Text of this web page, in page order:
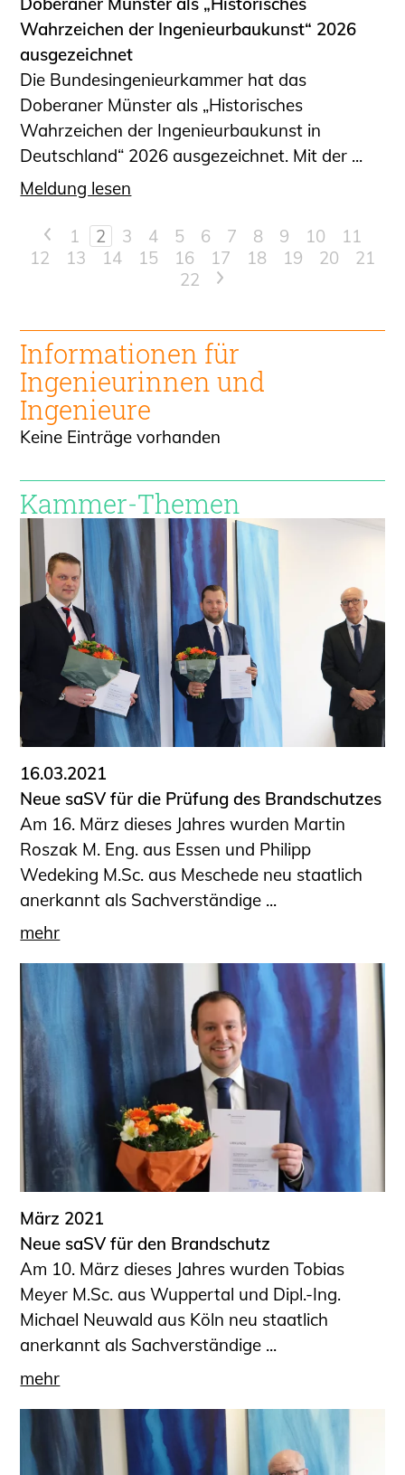
Wahrzeichen der Ingenieurbaukunst“ 2026
ausgezeichnet
Die Bundesingenieurkammer hat das
Doberaner Münster als „Historisches
Wahrzeichen der Ingenieurbaukunst in
Deutschland“ 2026 ausgezeichnet. Mit der ...
Meldung lesen
< 1 2 3 4 5 6 7 8 9 10
11
12
13 14 15 16 17 18 19 20
21
22
>
Informationen für
Ingenieurinnen und
Ingenieure
Keine Einträge vorhanden
Kammer-Themen
16.03.2021
Neue saSV für die Prüfung des Brandschutzes
Am 16. März dieses Jahres wurden Martin
Roszak M. Eng. aus Essen und Philipp
Wedeking M.Sc. aus Meschede neu staatlich
anerkannt als Sachverständige ...
mehr
März 2021
Neue saSV für den Brandschutz
Am 10. März dieses Jahres wurden Tobias
Meyer M.Sc. aus Wuppertal und Dipl.-Ing.
Michael Neuwald aus Köln neu staatlich
anerkannt als Sachverständige ...
mehr